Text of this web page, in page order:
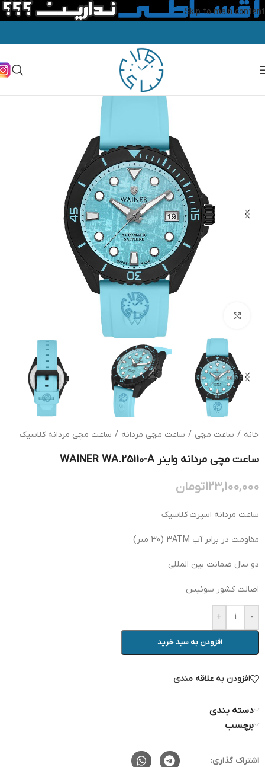
Skip to main content
خانه / ساعت مچی / ساعت مچی مردانه / ساعت مچی مردانه کلاسیک
ساعت مچی مردانه واینر WAINER WA.25110-A
123,100,000تومان
ساعت مردانه اسپرت کلاسیک
مقاومت در برابر آب 3ATM (30 متر)
دو سال ضمانت بین المللی
اصالت کشور سوئیس
-
+
افزودن به سبد خرید
افزودن به علاقه مندی
دسته بندی
برچسب
اشتراک گذاری: